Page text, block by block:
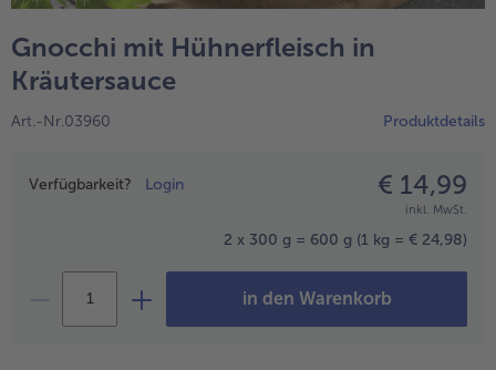
alle Obst
alle Confiserie & Feinkost
Wein & Spirituosen
Gnocchi mit Hühnerfleisch in
Kräutersauce
Art.-Nr.03960 Produktdetails
Preisangabe
Verfügbarkeit? Login € 14,99
inkl. MwSt.
2 x 300 g = 600 g (1 kg = € 24,98)
in den Warenkorb